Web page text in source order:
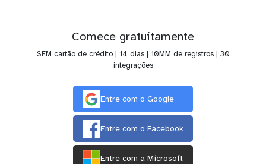
Comece gratuitamente
SEM cartão de crédito | 14 dias | 10MM de registros | 30
integrações
Entre com o Google
Entre com o Facebook
Entre com a Microsoft